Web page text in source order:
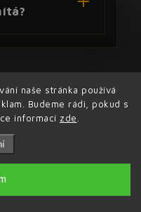
naše stránka používá
Budeme rádi, pokud s
informací zde